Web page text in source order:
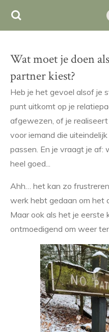
Ga
de
Wat moet je doen
partner kiest?
Heb je het gevoel alsof je
punt uitkomt op je
afgewezen, of je
voor iemand die
passen. En je vraagt je af:
heel goed...
Ahh… het kan zo
werk hebt gedaan om het
Maar ook als het je eerste
ontmoedigend om weer